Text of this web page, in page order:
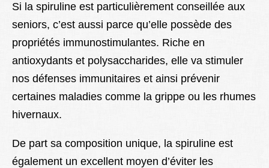
Si la spiruline est particulièrement conseillée aux
seniors, c’est aussi parce qu’elle possède des
propriétés immunostimulantes. Riche en
antioxydants et polysaccharides, elle va stimuler
nos défenses immunitaires et ainsi prévenir
certaines maladies comme la grippe ou les rhumes
hivernaux.
De part sa composition unique, la spiruline est
également un excellent moyen d’éviter les